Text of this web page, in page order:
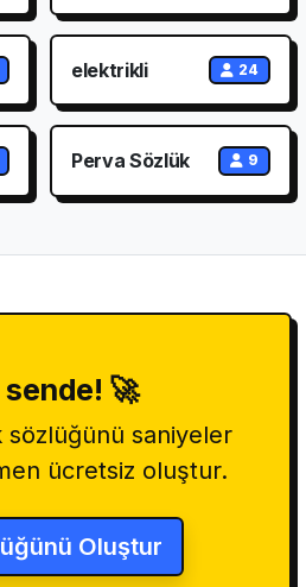
elektrikli 24
Perva Sözlük 9
sende! 🚀
sözlüğünü saniyeler
ücretsiz oluştur.
Oluştur